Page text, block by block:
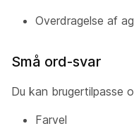
Overdragelse af
Små ord-svar
Du kan brugertilpasse
Farvel